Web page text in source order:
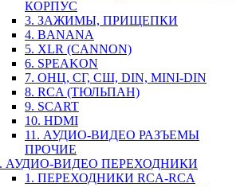
КОРПУС
3. ЗАЖИМЫ, ПРИЩЕПКИ
4. BANANA
5. XLR (CANNON)
6. SPEAKON
7. ОНЦ, СГ, СШ, DIN, MINI-DIN
8. RCA (ТЮЛЬПАН)
9. SCART
10. HDMI
11. АУДИО-ВИДЕО РАЗЪЕМЫ
ПРОЧИЕ
АУДИО-ВИДЕО ПЕРЕХОДНИКИ
1. ПЕРЕХОДНИКИ RCA-RCA